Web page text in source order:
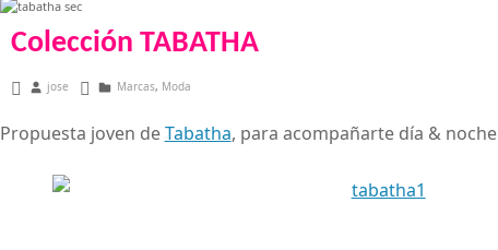
Colección TABATHA
marzo 19, 2013
jose Marcas, Moda
Propuesta joven deTabatha, para acompañarte día & noche